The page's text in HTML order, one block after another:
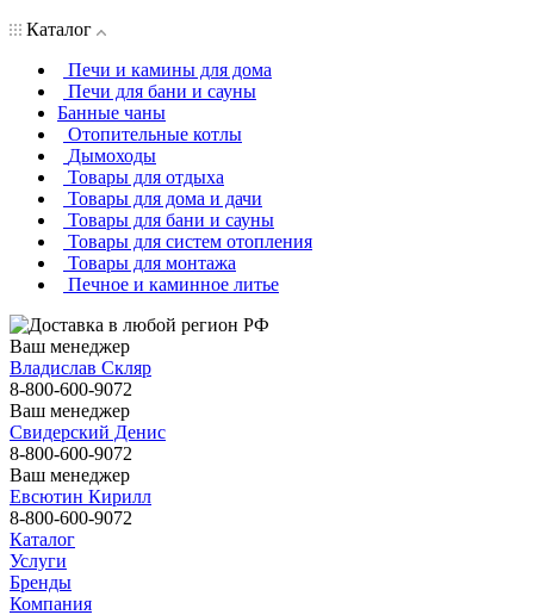
Каталог
Печи и камины для дома
Печи для бани и сауны
Банные чаны
Отопительные котлы
Дымоходы
Товары для отдыха
Товары для дома и дачи
Товары для бани и сауны
Товары для систем отопления
Товары для монтажа
Печное и каминное литье
Ваш менеджер
Владислав Скляр
8-800-600-9072
Ваш менеджер
Свидерский Денис
8-800-600-9072
Ваш менеджер
Евсютин Кирилл
8-800-600-9072
Каталог
Услуги
Бренды
Компания